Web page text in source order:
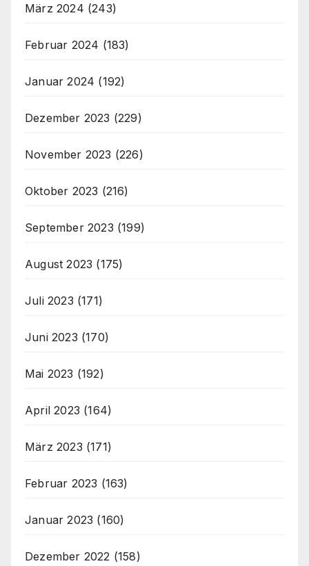
März 2024 (243)
Februar 2024 (183)
Januar 2024 (192)
Dezember 2023 (229)
November 2023 (226)
Oktober 2023 (216)
September 2023 (199)
August 2023 (175)
Juli 2023 (171)
Juni 2023 (170)
Mai 2023 (192)
April 2023 (164)
März 2023 (171)
Februar 2023 (163)
Januar 2023 (160)
Dezember 2022 (158)